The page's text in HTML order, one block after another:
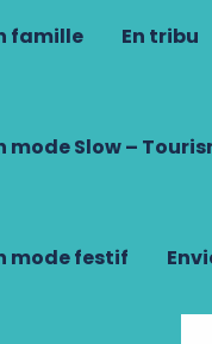
famille En tribu
mode Slow –
mode festif
a plu ?
sociaux !